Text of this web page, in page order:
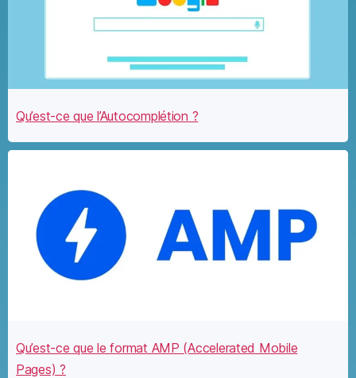
Qu’est-ce que l’Autocomplétion ?
Qu’est-ce que le format AMP (Accelerated Mobile
Pages) ?